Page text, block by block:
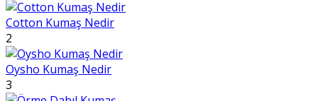
Cotton Kumaş Nedir
2
Oysho Kumaş Nedir
3